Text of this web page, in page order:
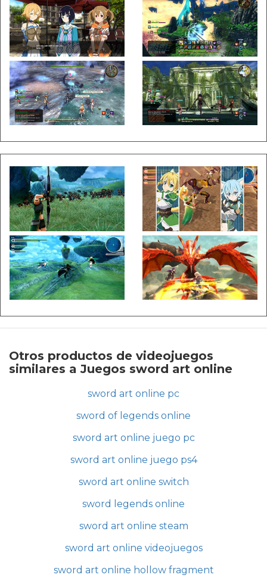
Otros productos de videojuegos
similares a Juegos sword art online
sword art online pc
sword of legends online
sword art online juego pc
sword art online juego ps4
sword art online switch
sword legends online
sword art online steam
sword art online videojuegos
sword art online hollow fragment